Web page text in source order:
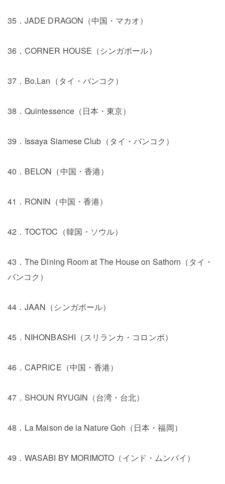
35．JADE DRAGON（中国・マカオ）
36．CORNER HOUSE（シンガポール）
37．Bo.Lan（タイ・バンコク）
38．Quintessence（日本・東京）
39．Issaya Siamese Club（タイ・バンコク）
40．BELON（中国・香港）
41．RONIN（中国・香港）
42．TOCTOC（韓国・ソウル）
43．The Dining Room at The House on Sathorn（タイ・
バンコク）
44．JAAN（シンガポール）
45．NIHONBASHI（スリランカ・コロンボ）
46．CAPRICE（中国・香港）
47．SHOUN RYUGIN（台湾・台北）
48．La Maison de la Nature Goh（日本・福岡）
49．WASABI BY MORIMOTO（インド・ムンバイ）